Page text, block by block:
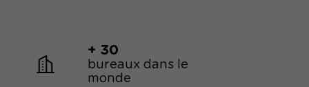
+ 30
bureaux dans le
monde